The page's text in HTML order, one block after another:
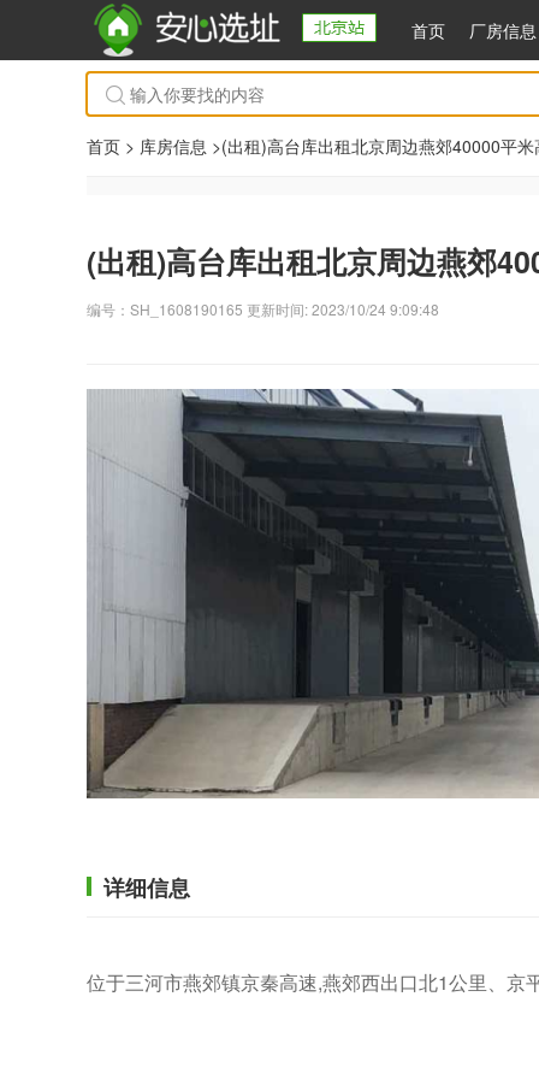
首页 厂房信息
首页 > 库房信息 >(出租)高台库出租北京周边燕郊40000平米
(出租)高台库出租北京周边燕郊
编号：SH_1608190165 更新时间: 2023/10/24 9:09:48
详细信息
位于三河市燕郊镇京秦高速,燕郊西出口北1公里、